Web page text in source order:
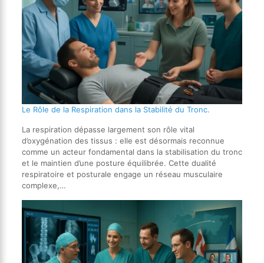
Le Rôle de la Respiration dans la Stabilité du Tronc.
La respiration dépasse largement son rôle vital
d’oxygénation des tissus : elle est désormais reconnue
comme un acteur fondamental dans la stabilisation du tronc
et le maintien d’une posture équilibrée. Cette dualité
respiratoire et posturale engage un réseau musculaire
complexe,…